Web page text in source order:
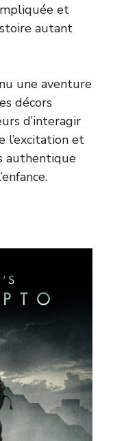
et
autant
une aventure
décors
d’interagir
l’excitation et
authentique